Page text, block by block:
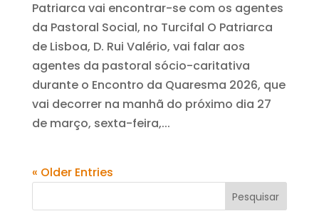
Patriarca vai encontrar-se com os agentes
da Pastoral Social, no Turcifal O Patriarca
de Lisboa, D. Rui Valério, vai falar aos
agentes da pastoral sócio-caritativa
durante o Encontro da Quaresma 2026, que
vai decorrer na manhã do próximo dia 27
de março, sexta-feira,...
« Older Entries